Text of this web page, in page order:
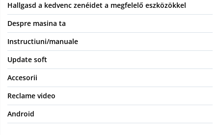
Hallgasd a kedvenc zenéidet a megfelelő eszközökkel
Despre masina ta
Instructiuni/manuale
Update soft
Accesorii
Reclame video
Android